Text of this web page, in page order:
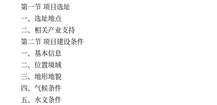
第一节 项目选址
一、选址地点
二、相关产业支持
第二节 项目建设条件
一、基本信息
二、位置境域
三、地形地貌
四、气候条件
五、水文条件